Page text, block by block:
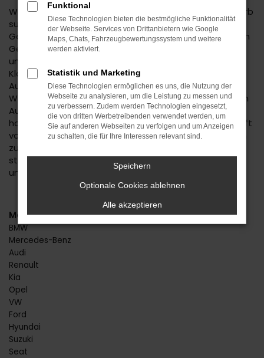
Wenn Sie einen zuverlässigen Mobilitätspartner für Horb
suchen, empfehlen wir Ihnen einen Kia Stonic
Gebrauchtwagen. Dieses Modell hat in jeder bisherigen
Generation seine Langlebigkeit unter Beweis gestellt
und befindet sich längst auf dem Weg zu einem
Klassiker. Kennzeichnend ist das hohe
Ausstattungslevel sowie die Effizienz der Motoren.
Wenn Sie Ihren Kia Stonic Gebrauchtwagen für Horb im
Autohaus Daub kaufen, profitieren Sie von unseren
hohen Qualitätsmaßstäben. Jedes Fahrzeug unterläuft
vor dem Verkauf eine Fülle an Tests. Wir sind erst dann
zufrieden, wenn keinerlei Mängel mehr existieren und
stellen dies durch die hohe Kompetenz und Erfahrung
unserer Kfz-Meisterwerkstatt sicher.
Marken
BMW
Mercedes-Benz
Audi
Renault
Kia
Opel
VW
Ford
Hyundai
Suzuki
Seat
Funktional
Diese Technologien bieten die bestmögliche Funktionalität
der Webseite. Services von Drittanbietern wie Google
Maps, Chats, Fahrzeugbewertungssystem und weitere
werden aktiviert.
Statistik und Marketing
Diese Technologien ermöglichen es uns, die Nutzung der
Webseite zu analysieren, um die Leistung zu messen und
zu verbessern. Zudem werden Technologien eingesetzt,
die von dritten Werbetreibenden verwendet werden, um
Sie auf anderen Webseiten zu verfolgen und um Anzeigen
zu schalten, die für Ihre Interessen relevant sind.
Speichern
Optionale Cookies ablehnen
Alle akzeptieren